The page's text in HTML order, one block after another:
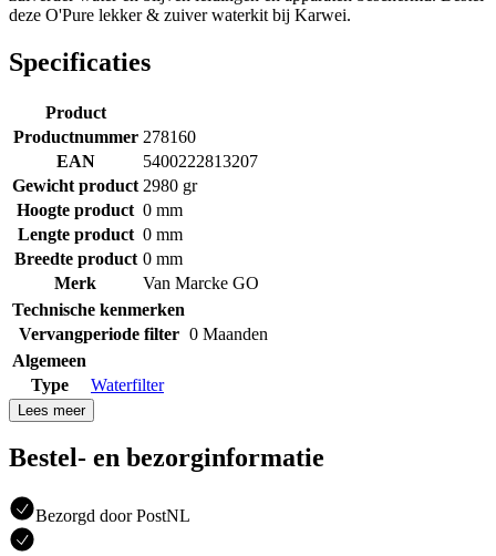
deze O'Pure lekker & zuiver waterkit bij Karwei.
Specificaties
Product
Productnummer 278160
EAN
5400222813207
Gewicht product 2980 gr
Hoogte product 0 mm
Lengte product 0 mm
Breedte product 0 mm
Merk
Van Marcke GO
Technische kenmerken
Vervangperiode filter 0 Maanden
Algemeen
Type
Waterfilter
Lees meer
Bestel- en bezorginformatie
Bezorgd door PostNL